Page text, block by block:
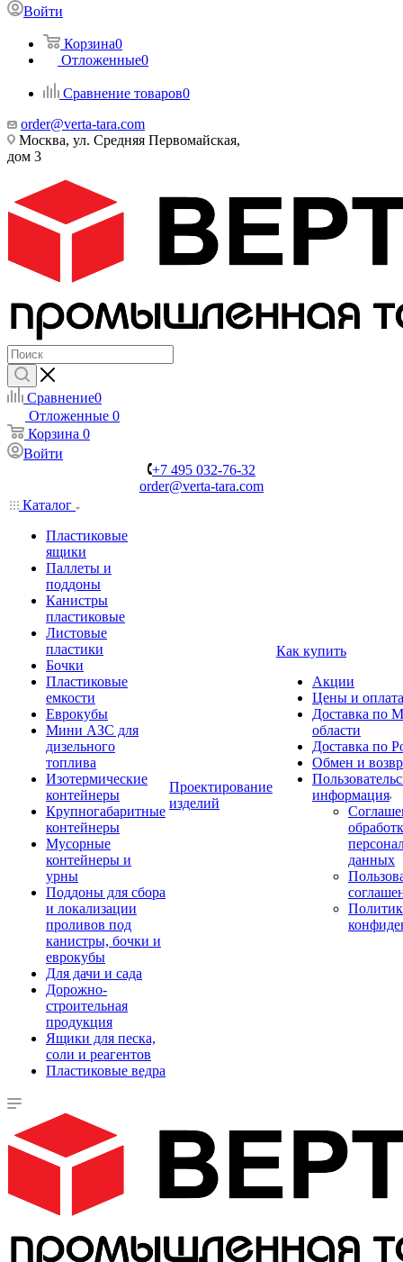
Войти
Корзина0
Отложенные0
Сравнение товаров0
order@verta-tara.com
Москва, ул. Средняя Первомайская,
дом 3
Сравнение0
Отложенные 0
Корзина 0
Войти
+7 495 032-76-32
order@verta-tara.com
Каталог
Пластиковые
ящики
Паллеты и
поддоны
Канистры
пластиковые
Листовые
пластики
Бочки
Пластиковые
емкости
Еврокубы
Мини АЗС для
дизельного
топлива
Изотермические
контейнеры
Крупногабаритные
контейнеры
Мусорные
контейнеры и
урны
Поддоны для сбора
и локализации
проливов под
канистры, бочки и
еврокубы
Для дачи и сада
Дорожно-
строительная
продукция
Ящики для песка,
соли и реагентов
Пластиковые ведра
Проектирование
изделий
Как купить
Акции
Цены и оплата
Доставка по
области
Доставка по
Обмен и
информация
данных